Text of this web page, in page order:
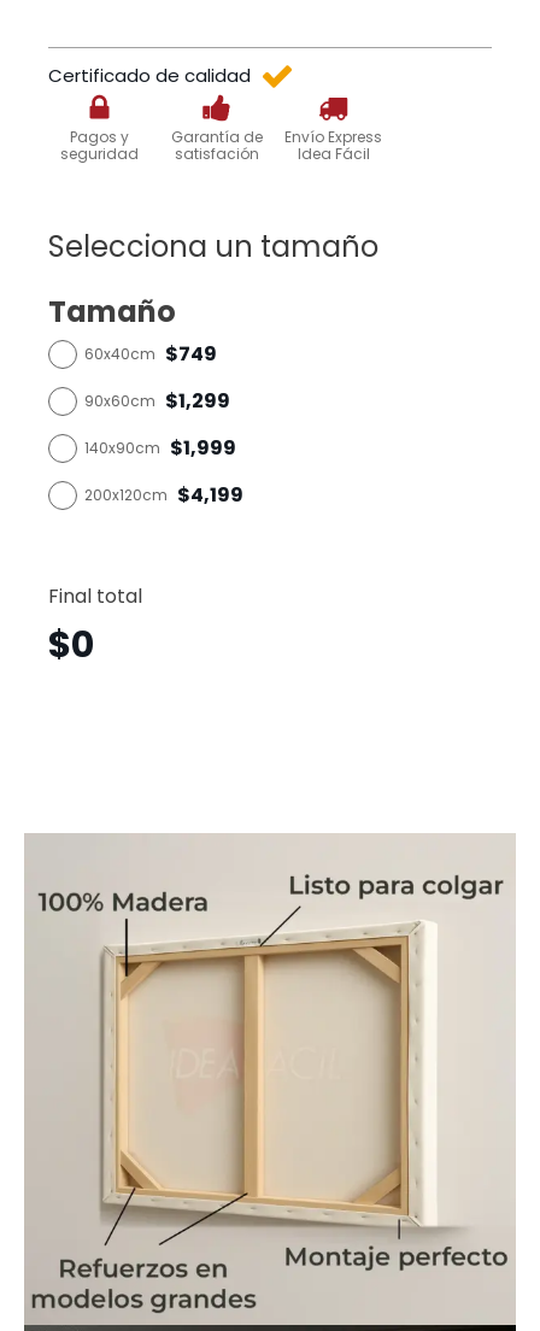
Certificado de calidad
Pagos y
seguridad
Garantía de
satisfación
Envío Express
Idea Fácil
Selecciona un tamaño
Tamaño
60x40cm $749
90x60cm $1,299
140x90cm $1,999
200x120cm $4,199
Final total
$0